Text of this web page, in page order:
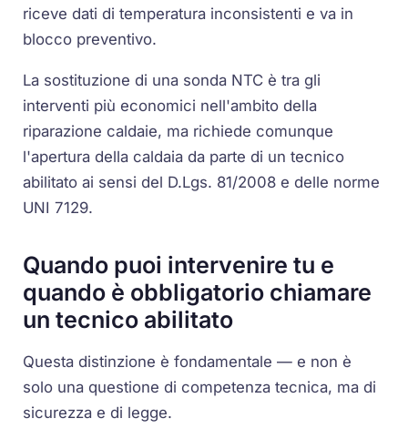
riceve dati di temperatura inconsistenti e va in
blocco preventivo.
La sostituzione di una sonda NTC è tra gli
interventi più economici nell'ambito della
riparazione caldaie, ma richiede comunque
l'apertura della caldaia da parte di un tecnico
abilitato ai sensi del D.Lgs. 81/2008 e delle norme
UNI 7129.
Quando puoi intervenire tu e
quando è obbligatorio chiamare
un tecnico abilitato
Questa distinzione è fondamentale — e non è
solo una questione di competenza tecnica, ma di
sicurezza e di legge.